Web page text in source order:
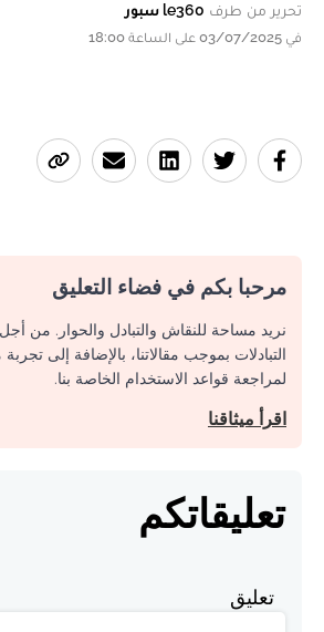
تحرير من طرف le360 سبور
في 03/07/2025 على الساعة 18:00
مرحبا بكم في فضاء التعليق
نريد مساحة للنقاش والتبادل والحوار. من
التبادلات بموجب مقالاتنا، بالإضافة إلى
لمراجعة قواعد الاستخدام الخاصة بنا.
اقرأ ميثاقنا
تعليقاتكم
تعليق